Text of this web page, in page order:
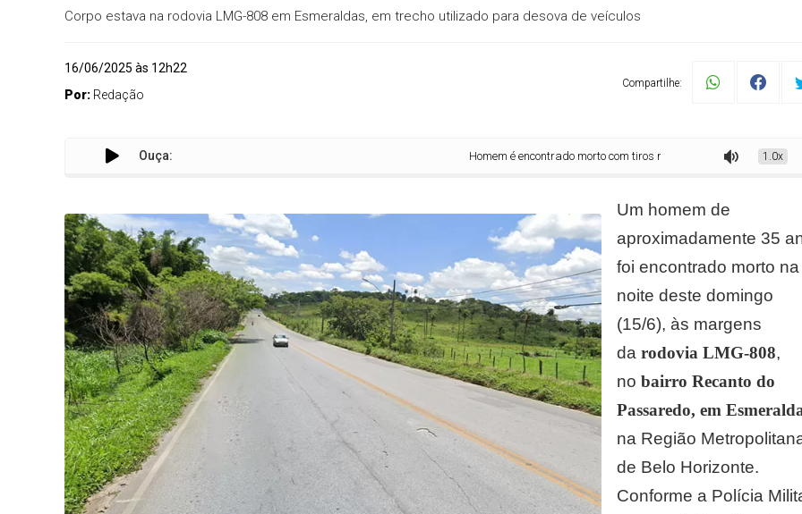
Corpo estava na rodovia LMG-808 em Esmeraldas, em trecho utilizado para desova de veículos
16/06/2025 às 12h22
Por: Redação
Compartilhe:
Ouça: Homem é encontrado morto com tiros na cabeça e calças abaixadas em1.0x
Um homem de
aproximadamente 35
foi encontrado morto na
noite deste domingo
(15/6), às margens
da rodovia LMG-808,
no bairro Recanto do
Passaredo, em
na Região
de Belo Horizonte.
Conforme a Polícia